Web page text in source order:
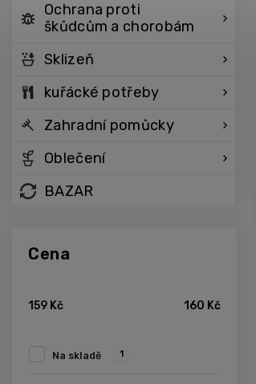
Ochrana proti
škůdcům a chorobám
Sklizeň
kuřácké potřeby
Zahradní pomůcky
Oblečení
BAZAR
Cena
159 Kč 160 Kč
Na skladě 1